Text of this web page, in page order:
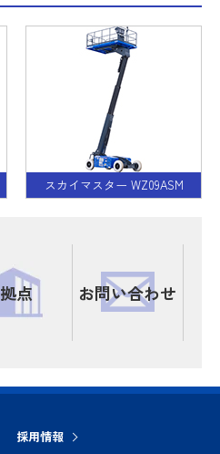
スカイマスター WZ09ASM
拠点 お問い合わせ
採用情報